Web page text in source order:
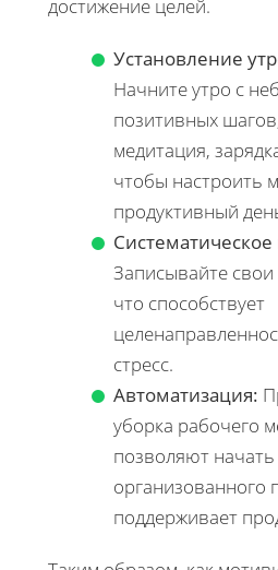
достижение целей.
Установление
Начните утро с
позитивных
медитация,
чтобы настроить
продуктивный
Записывайте свои
что способствует
стресс.
Автоматизация:
уборка рабочего
позволяют
организованного
поддерживает